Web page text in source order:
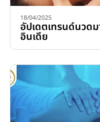
18/04/2025
อัปเดตเทรนด์นวด
อินเดีย